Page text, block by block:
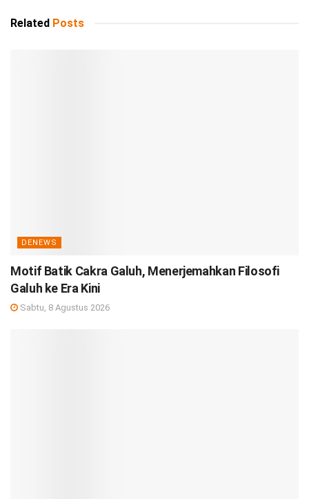
Related Posts
DENEWS
Motif Batik Cakra Galuh, Menerjemahkan Filosofi
Galuh ke Era Kini
Sabtu, 8 Agustus 2026